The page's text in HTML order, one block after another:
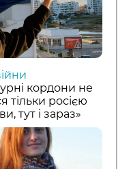
кордони не
тільки росією
тут і зараз»